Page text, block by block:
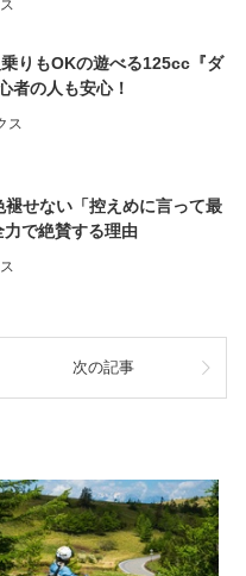
りもOKの遊べる125cc『ダ
者の人も安心！
ス
褪せない「控えめに言って最
で絶賛する理由
次の記事